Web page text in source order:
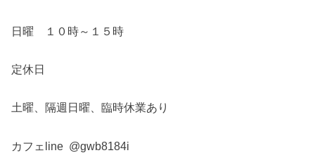
日曜 １０時～１５時
定休日
土曜、隔週日曜、臨時休業あり
カフェline @gwb8184i